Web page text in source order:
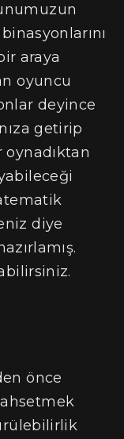
araya
oyuncu
deyince
getirip
diye
önce